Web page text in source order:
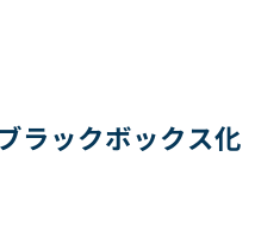
ラックボックス化